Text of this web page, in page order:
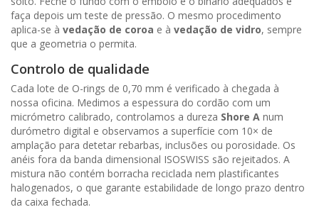
faça depois um teste de pressão. O mesmo procedimento
aplica-se à vedação de coroa e à vedação de vidro, sempre
que a geometria o permita.
Controlo de qualidade
Cada lote de O-rings de 0,70 mm é verificado à chegada à
nossa oficina. Medimos a espessura do cordão com um
micrómetro calibrado, controlamos a dureza Shore A num
durómetro digital e observamos a superfície com 10× de
amplação para detetar rebarbas, inclusões ou porosidade. Os
anéis fora da banda dimensional ISOSWISS são rejeitados. A
mistura não contém borracha reciclada nem plastificantes
halogenados, o que garante estabilidade de longo prazo dentro
da caixa fechada.